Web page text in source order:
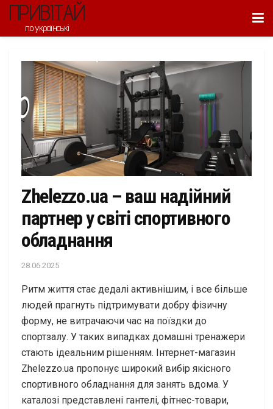
ПРИВІТАЙ
по українські
Zhelezzo.ua – ваш надійний
партнер у світі спортивного
обладнання
28.06.2025
Ритм життя стає дедалі активнішим, і все більше
людей прагнуть підтримувати добру фізичну
форму, не витрачаючи час на поїздки до
спортзалу. У таких випадках домашні тренажери
стають ідеальним рішенням. Інтернет-магазин
Zhelezzo.ua пропонує широкий вибір якісного
спортивного обладнання для занять вдома. У
каталозі представлені гантелі, фітнес-товари,